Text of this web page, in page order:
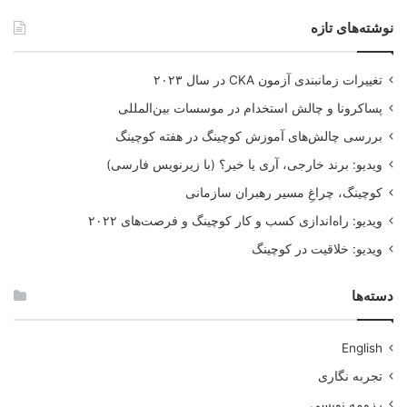
متوسط درآمد این شغل تا سال ۲۰۱۶ میلادی ۴۶٫۱۲۰ دلار بود اما ده
درصد مترجمان برتر ۸۳٫۰۱۰ دلار درآمد داشتند. شما می توانید در
سایت Upwork.com آگهی های ترجمه پیدا کنید.
نوشته‌های تازه
تغییرات زمانبندی آزمون CKA در سال ۲۰۲۳
پساکرونا و چالش استخدام در موسسات بین‌المللی
بررسی چالش‌های آموزش کوچینگ در هفته کوچینگ
ویدیو: برند خارجی، آری یا خیر؟ (با زیرنویس فارسی)
کوچینگ، چراغِ مسیر رهبران سازمانی
ویدیو: راه‌اندازی کسب و کار کوچینگ و فرصت‌های ۲۰۲۲
ویدیو: خلاقیت در کوچینگ
دسته‌ها
English
تجربه نگاری
رزومه نویسی